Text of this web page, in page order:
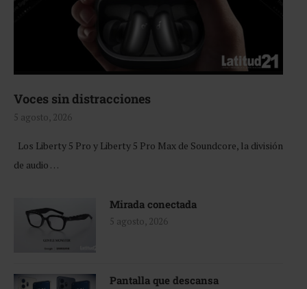
Voces sin distracciones
5 agosto, 2026
Los Liberty 5 Pro y Liberty 5 Pro Max de Soundcore, la división
de audio …
Mirada conectada
5 agosto, 2026
Pantalla que descansa